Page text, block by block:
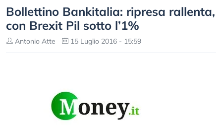
Bollettino Bankitalia: ripresa rallenta,
con Brexit Pil sotto l’1%
Antonio Atte 15 Luglio 2016 - 15:59